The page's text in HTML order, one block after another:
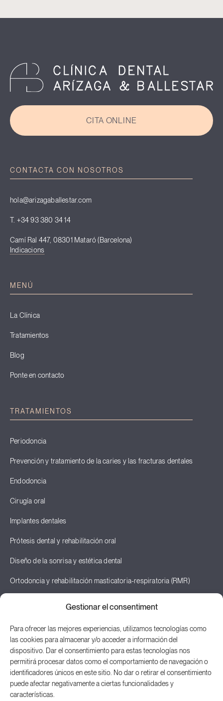
Gestionar el consentiment
Para ofrecer las mejores experiencias, utilizamos tecnologías como
las cookies para almacenar y/o acceder a información del
dispositivo. Dar el consentimiento para estas tecnologías nos
permitirá procesar datos como el comportamiento de navegación o
identificadores únicos en este sitio. No dar o retirar el consentimiento
puede afectar negativamente a ciertas funcionalidades y
características.
CITA ONLINE
CONTACTA CON NOSOTROS
hola@arizagaballestar.com
T. +34 93 380 34 14
Camí Ral 447, 08301 Mataró (Barcelona)
Indicacions
MENÚ
La Clínica
Tratamientos
Blog
Ponte en contacto
TRATAMIENTOS
Periodoncia
Prevención y tratamiento de la caries y las fracturas dentales
Endodoncia
Cirugía oral
Implantes dentales
Prótesis dental y rehabilitación oral
Diseño de la sonrisa y estética dental
Ortodoncia y rehabilitación masticatoria-respiratoria (RMR)
Posturología
© 2026 Odontologia Integrada Mataró S.L.P.